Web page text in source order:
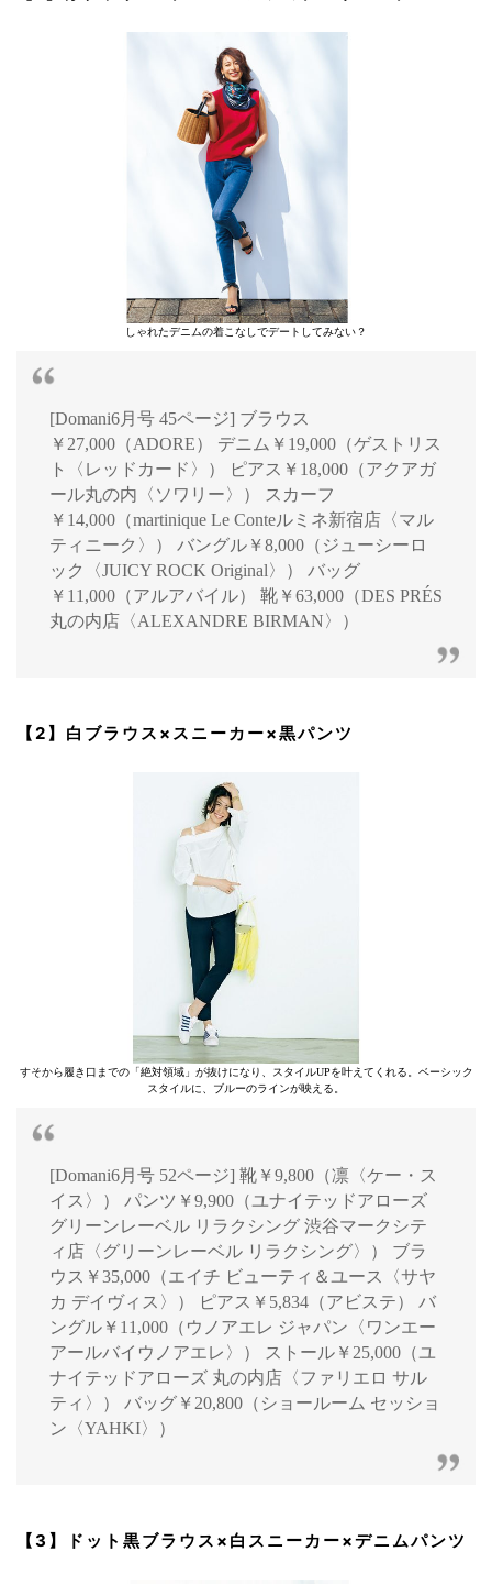
しゃれたデニムの着こなしでデートしてみない？
[Domani6月号 45ページ] ブラウス
￥27,000（ADORE） デニム￥19,000（ゲストリス
ト〈レッドカード〉） ピアス￥18,000（アクアガ
ール丸の内〈ソワリー〉） スカーフ
￥14,000（martinique Le Conteルミネ新宿店〈マル
ティニーク〉） バングル￥8,000（ジューシーロ
ック〈JUICY ROCK Original〉） バッグ
￥11,000（アルアバイル） 靴￥63,000（DES PRÉS
丸の内店〈ALEXANDRE BIRMAN〉）
【2】白ブラウス×スニーカー×黒パンツ
すそから履き口までの「絶対領域」が抜けになり、スタイルUPを叶えてくれる。ベーシック
スタイルに、ブルーのラインが映える。
[Domani6月号 52ページ] 靴￥9,800（凛〈ケー・ス
イス〉） パンツ￥9,900（ユナイテッドアローズ
グリーンレーベル リラクシング 渋谷マークシテ
ィ店〈グリーンレーベル リラクシング〉） ブラ
ウス￥35,000（エイチ ビューティ＆ユース〈サヤ
カ デイヴィス〉） ピアス￥5,834（アビステ） バ
ングル￥11,000（ウノアエレ ジャパン〈ワンエー
アールバイウノアエレ〉） ストール￥25,000（ユ
ナイテッドアローズ 丸の内店〈ファリエロ サル
ティ〉） バッグ￥20,800（ショールーム セッショ
ン〈YAHKI〉）
【3】ドット黒ブラウス×白スニーカー×デニムパンツ